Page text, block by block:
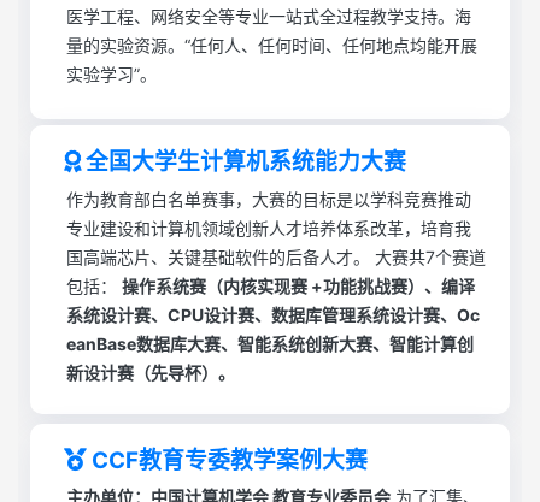
医学工程、网络安全等专业一站式全过程教学支持。海
量的实验资源。“任何人、任何时间、任何地点均能开展
实验学习”。
全国大学生计算机系统能力大赛
作为教育部白名单赛事，大赛的目标是以学科竞赛推动
专业建设和计算机领域创新人才培养体系改革，培育我
国高端芯片、关键基础软件的后备人才。 大赛共7个赛道
包括： 操作系统赛（内核实现赛 +功能挑战赛）、编译
系统设计赛、CPU设计赛、数据库管理系统设计赛、Oc
eanBase数据库大赛、智能系统创新大赛、智能计算创
新设计赛（先导杯）。
CCF教育专委教学案例大赛
主办单位：中国计算机学会 教育专业委员会 为了汇集、